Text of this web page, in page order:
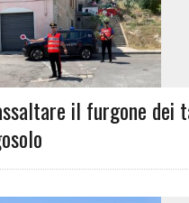
il furgone dei